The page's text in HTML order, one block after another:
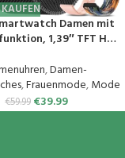
Damen mit
1,39″ TFT HD
Sport SpO2 Pulsuhr
für
(Schwarz Gold)
,Damen-
,Frauenmode,Mode
€59.99 €39.99